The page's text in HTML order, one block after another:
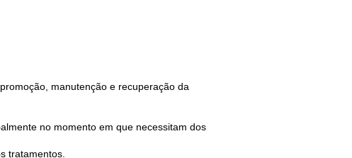
manutenção e recuperação da
no momento em que necessitam dos
tratamentos.